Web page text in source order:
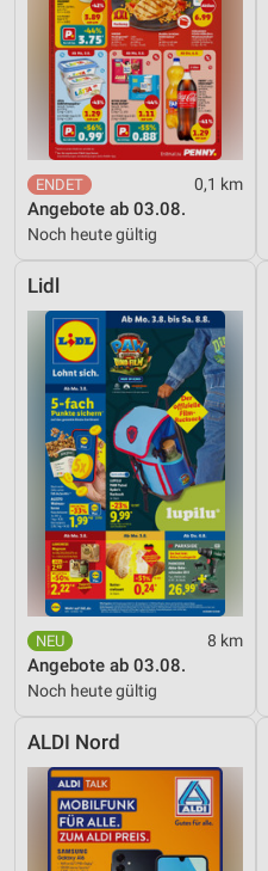
0,1 km
Angebote ab 03.08.
Noch heute gültig
Lidl
8 km
Angebote ab 03.08.
Noch heute gültig
ALDI Nord
Erstellung von Profilen zur
von Inhalten
Verwendung von Profilen zur
personalisierter Inhalte
Messung der Werbeleistung
Messung der Performance
Analyse von Zielgruppen
Quellen
Entwicklung und
Verwendung reduzierter
Inhalten
IAB-Besonderheiten:
Verwendung genauer
Geräte anhand von aktiv
Informationen identifizieren
Nicht-IAB-Verarbeitungszwecke:
Notwendig
Performance
Werbung